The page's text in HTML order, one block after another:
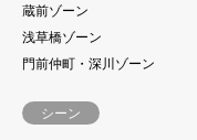
蔵前ゾーン
浅草橋ゾーン
門前仲町・深川ゾーン
シーン